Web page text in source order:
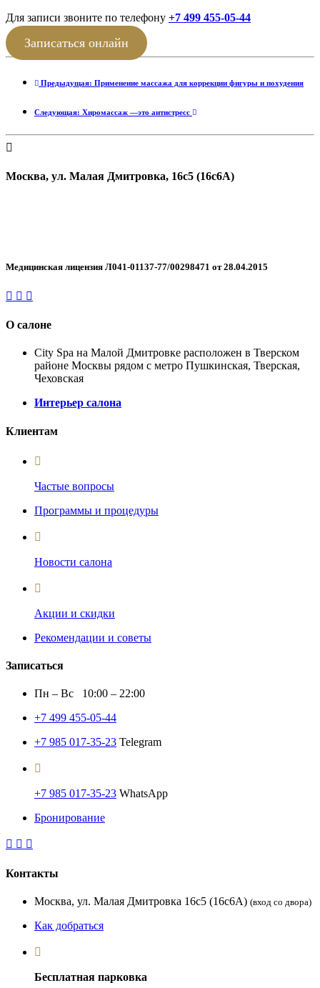
Для записи звоните по телефону +7 499 455-05-44
Записаться онлайн
Предыдущая: Применение массажа для коррекции фигуры и похудения
Следующая: Хиромассаж —это антистресс
Москва, ул. Малая Дмитровка, 16с5 (16с6А)
Медицинская лицензия Л041-01137-77/00298471 от 28.04.2015
О салоне
City Spa на Малой Дмитровке расположен в Тверском
районе Москвы рядом с метро Пушкинская, Тверская,
Чеховская
Интерьер салона
Клиентам
Частые вопросы
Программы и процедуры
Новости салона
Акции и скидки
Рекомендации и советы
Записаться
Пн – Вс 10:00 – 22:00
+7 499 455-05-44
+7 985 017-35-23 Telegram
+7 985 017-35-23 WhatsApp
Бронирование
Контакты
Москва, ул. Малая Дмитровка 16с5 (16с6А) (вход со двора)
Как добраться
Бесплатная парковка